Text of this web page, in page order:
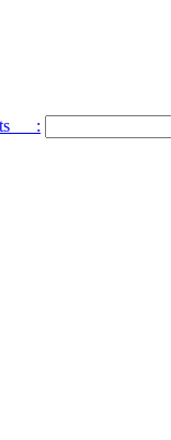
: